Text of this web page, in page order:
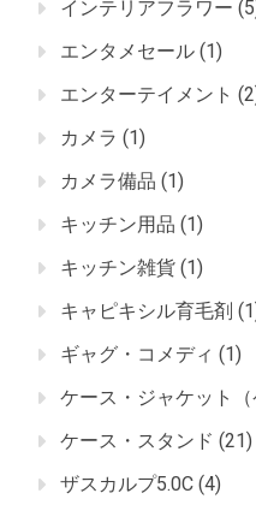
インテリアフラワー
エンタメセール (1)
エンターテイメント
カメラ (1)
カメラ備品 (1)
キッチン用品 (1)
キッチン雑貨 (1)
キャピキシル育毛剤
ギャグ・コメディ (1)
ケース・ジャケット（
ケース・スタンド (21)
ザスカルプ5.0C (4)